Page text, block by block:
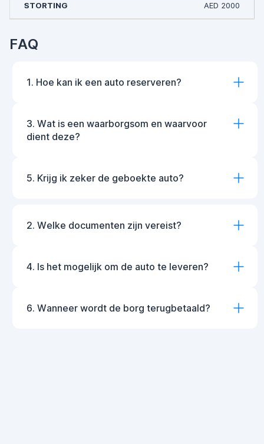
AED 2000
FAQ
1. Hoe kan ik een auto reserveren?
3. Wat is een waarborgsom en waarvoor
dient deze?
5. Krijg ik zeker de geboekte auto?
2. Welke documenten zijn vereist?
4. Is het mogelijk om de auto te leveren?
6. Wanneer wordt de borg terugbetaald?